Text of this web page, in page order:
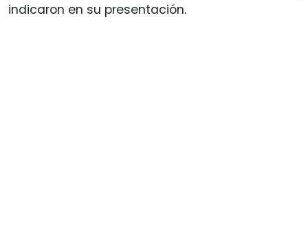
indicaron en su presentación.